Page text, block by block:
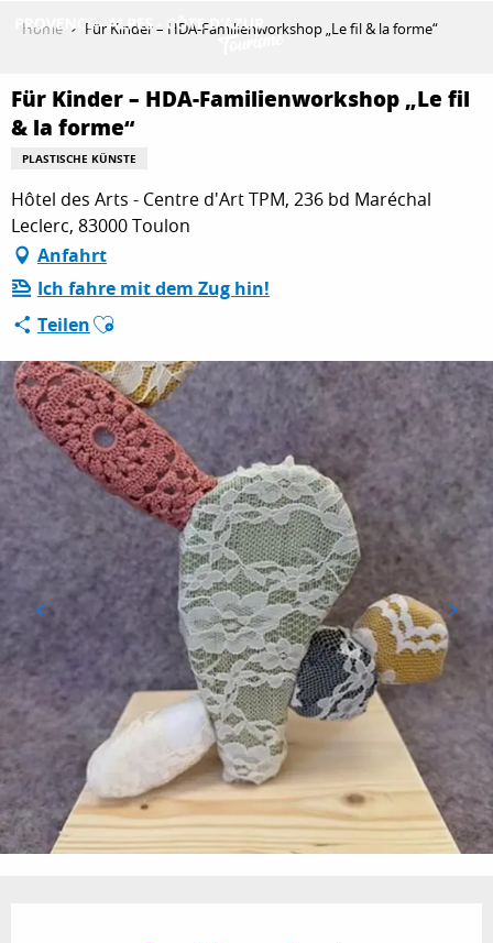
principal
ENTDECKEN
AKTIVITÄTEN
AUFENTHALT
ESPACE PRO
Home Für Kinder – HDA-Familienworkshop „Le fil & la forme“
Für Kinder – HDA-Familienworkshop „Le fil
& la forme“
PLASTISCHE KÜNSTE
Hôtel des Arts - Centre d'Art TPM, 236 bd Maréchal
Leclerc, 83000 Toulon
Anfahrt
Ich fahre mit dem Zug hin!
TeilenAjouter aux favoris